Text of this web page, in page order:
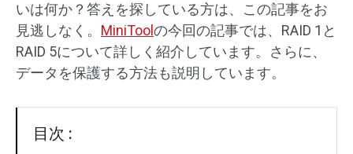
いは何か？答えを探している方は、この記事をお
見逃しなく。 MiniToolの今回の記事では、RAID 1と
RAID 5について詳しく紹介しています。さらに、
データを保護する方法も説明しています。
目次 :